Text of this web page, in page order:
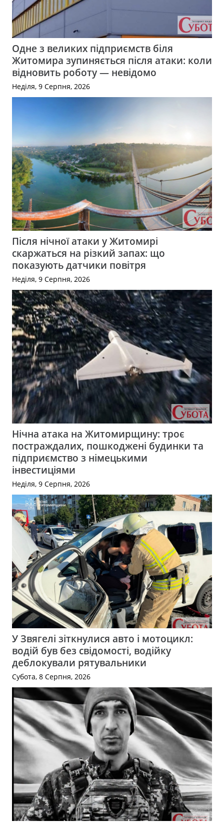
Одне з великих підприємств біля
Житомира зупиняється після атаки: коли
відновить роботу — невідомо
Неділя, 9 Серпня, 2026
Після нічної атаки у Житомирі
скаржаться на різкий запах: що
показують датчики повітря
Неділя, 9 Серпня, 2026
Нічна атака на Житомирщину: троє
постраждалих, пошкоджені будинки та
підприємство з німецькими
інвестиціями
Неділя, 9 Серпня, 2026
У Звягелі зіткнулися авто і мотоцикл:
водій був без свідомості, водійку
деблокували рятувальники
Субота, 8 Серпня, 2026